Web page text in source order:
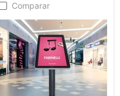
Comparar